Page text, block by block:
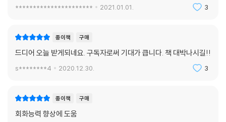
UNIT 1 한창 뭔가를 하느라 바빠서 대화하기 힘들 때는 〉 I’m busy beca
UNIT 2 업무상 이름을 물어볼 때는 〉 What’s your name ???
UNIT 3 어디에 사는지 물어볼 때는 〉 Where do you live ???
UNIT 4 상대의 근무지를 물어볼 때는 〉 Where do you work ??? .
UNIT 5 상대의 직업을 물어볼 때는 〉 What’s your job ??? .
UNIT 7 Yes/No 단답형보다 더 긴 대화를 유도할 때는 〉 Did you have
a good day ???
********************** 2021.01.01. 3
종이책 구매
드디어 오늘 받게되네요. 구독자로써 기대가 큽니다. 책 대박나시길!!
s********4 2020.12.30. 3
종이책 구매
회화능력 향상에 도움